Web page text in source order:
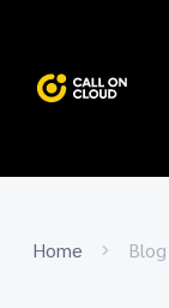
Home Blog